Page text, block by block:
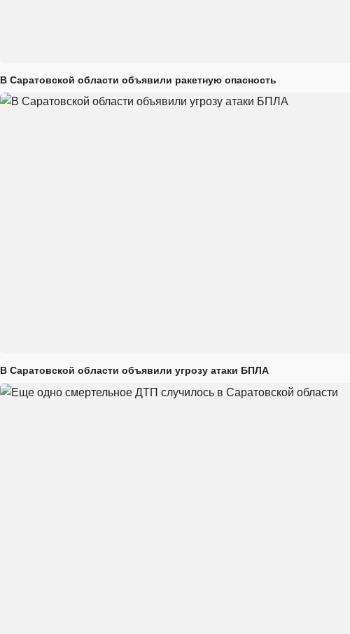
В Саратовской области объявили ракетную опасность
В Саратовской области объявили угрозу атаки БПЛА